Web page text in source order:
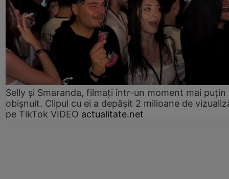
Selly și Smaranda, filmați într-un moment mai puțin
obișnuit. Clipul cu ei a depășit 2 milioane de
pe TikTok VIDEO actualitate.net